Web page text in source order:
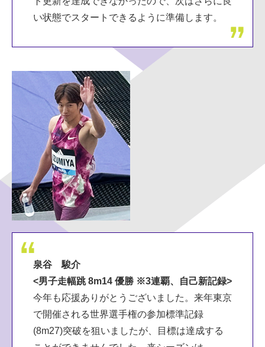
い状態でスタートできるように準備します。
泉谷 駿介
<男子走幅跳 8m14 優勝 ※3連覇、自己新記録>
今年も応援ありがとうございました。来年東京
で開催される世界選手権の参加標準記録
(8m27)突破を狙いましたが、目標は達成する